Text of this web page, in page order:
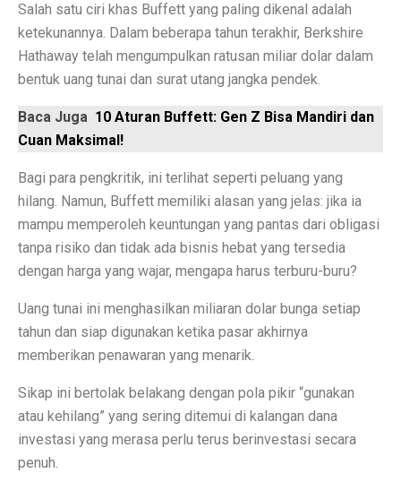
IMX 2025 Dimulai 10 Oktober 2025, Hadirkan Tokoh
PGE Dorong Inovasi Energi Panas Bumi Capai 3 GW
Elon Musk Pecahkan Rekor Kekayaan, Jadi Orang
Jangan Lupa Cek Pesanan Online, Ini 7 Sifat
Cuaca Bangka Belitung Memasuki Musim Hujan 2025,
HP Stylish dengan Fitur Lengkap? TECNO Spark 20
Pahami Perbedaan Kesehatan Baterai dan Cycle Count
Permintaan Batubara Diperkirakan Pulih di Akhir
10 Film Horor Tersembunyi yang Harus Ditonton Saat
Lomba Pesawat Tempur Generasi Kelima Dimulai,
Harga Naik Terus, Cek Saham Lapis Kedua yang
Salah satu ciri khas Buffett yang paling dikenal adalah
ketekunannya. Dalam beberapa tahun terakhir, Berkshire
Hathaway telah mengumpulkan ratusan miliar dolar dalam
bentuk uang tunai dan surat utang jangka pendek.
Baca Juga 10 Aturan Buffett: Gen Z Bisa Mandiri dan
Cuan Maksimal!
Bagi para pengkritik, ini terlihat seperti peluang yang
hilang. Namun, Buffett memiliki alasan yang jelas: jika ia
mampu memperoleh keuntungan yang pantas dari obligasi
tanpa risiko dan tidak ada bisnis hebat yang tersedia
dengan harga yang wajar, mengapa harus terburu-buru?
Uang tunai ini menghasilkan miliaran dolar bunga setiap
tahun dan siap digunakan ketika pasar akhirnya
memberikan penawaran yang menarik.
Sikap ini bertolak belakang dengan pola pikir “gunakan
atau kehilang” yang sering ditemui di kalangan dana
investasi yang merasa perlu terus berinvestasi secara
penuh.